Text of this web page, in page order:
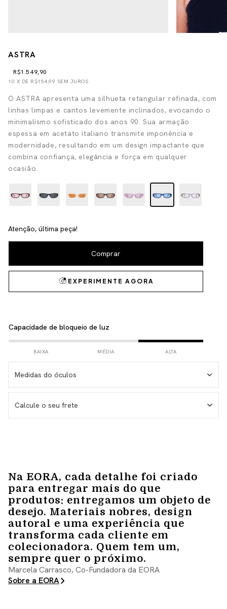
ASTRA
R$1.549,90
10 X DE R$154,99 SEM JUROS
O ASTRA apresenta uma silhueta retangular refinada, com
linhas limpas e cantos levemente inclinados, evocando o
minimalismo sofisticado dos anos 90. Sua armação
espessa em acetato italiano transmite imponência e
modernidade, resultando em um design impactante que
combina confiança, elegância e força em qualquer
ocasião.
Atenção, última peça!
Capacidade de bloqueio de luz
BAIXA MÉDIA ALTA
Medidas do óculos
Medida da lente – 53 mm
Medida do frontal total – 143 mm
Calcule o seu frete
Na EORA, cada detalhe foi criado
para entregar mais do que
produtos: entregamos um objeto de
desejo. Materiais nobres, design
autoral e uma experiência que
transforma cada cliente em
colecionadora. Quem tem um,
sempre quer o próximo.
Marcela Carrasco, Co-Fundadora da EORA
Sobre a EORA